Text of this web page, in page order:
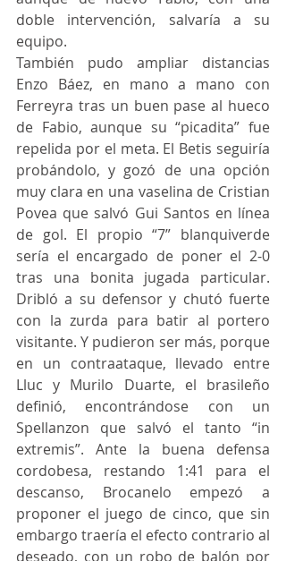
doble intervención, salvaría a su
equipo.
También pudo ampliar distancias
Enzo Báez, en mano a mano con
Ferreyra tras un buen pase al hueco
de Fabio, aunque su “picadita” fue
repelida por el meta. El Betis seguiría
probándolo, y gozó de una opción
muy clara en una vaselina de Cristian
Povea que salvó Gui Santos en línea
de gol. El propio “7” blanquiverde
sería el encargado de poner el 2-0
tras una bonita jugada particular.
Dribló a su defensor y chutó fuerte
con la zurda para batir al portero
visitante. Y pudieron ser más, porque
en un contraataque, llevado entre
Lluc y Murilo Duarte, el brasileño
definió, encontrándose con un
Spellanzon que salvó el tanto “in
extremis”. Ante la buena defensa
cordobesa, restando 1:41 para el
descanso, Brocanelo empezó a
proponer el juego de cinco, que sin
embargo traería el efecto contrario al
deseado, con un robo de balón por